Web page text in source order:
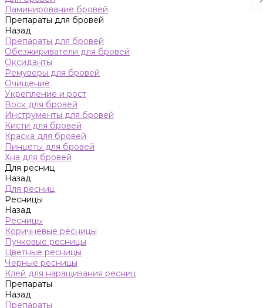
Ламинирование бровей
Препараты для бровей
Назад
Препараты для бровей
Обезжириватели для бровей
Оксиданты
Ремуверы для бровей
Очищение
Укрепление и рост
Воск для бровей
Инструменты для бровей
Кисти для бровей
Краска для бровей
Пинцеты для бровей
Хна для бровей
Для ресниц
Назад
Для ресниц
Ресницы
Назад
Ресницы
Коричневые ресницы
Пучковые ресницы
Цветные ресницы
Черные ресницы
Клей для наращивания ресниц
Препараты
Назад
Препараты